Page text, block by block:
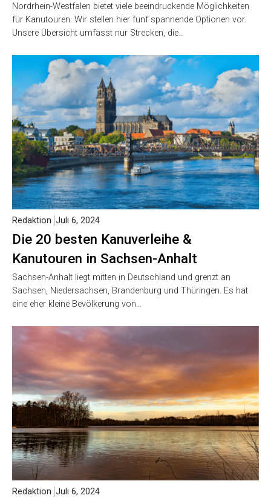
Nordrhein-Westfalen bietet viele beeindruckende Möglichkeiten
für Kanutouren. Wir stellen hier fünf spannende Optionen vor.
Unsere Übersicht umfasst nur Strecken, die…
Die 20 besten Kanuverleihe &
Kanutouren in Sachsen-Anhalt
Redaktion Juli 6, 2024
Sachsen-Anhalt liegt mitten in Deutschland und grenzt an
Sachsen, Niedersachsen, Brandenburg und Thüringen. Es hat
eine eher kleine Bevölkerung von…
Redaktion Juli 6, 2024